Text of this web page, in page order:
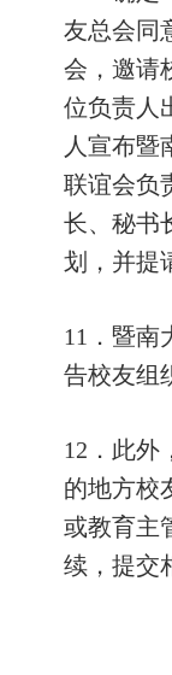
友总会同
会，邀请
位负责人
人宣布暨
联谊会负
长、秘书
划，并提
11 ．暨
告校友组
12 ．此
的地方校
或教育主
续，提交